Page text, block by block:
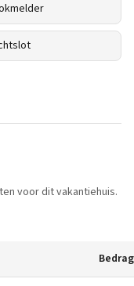
voor dit vakantiehuis.
Bedrag